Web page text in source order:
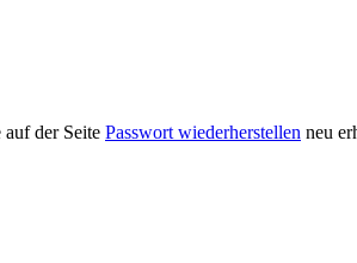
auf der Seite Passwort wiederherstellen neu